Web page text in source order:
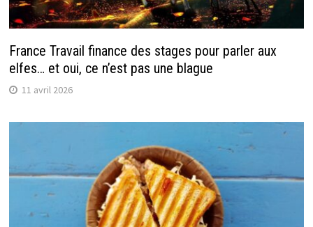
France Travail finance des stages pour parler aux
elfes… et oui, ce n’est pas une blague
11 avril 2026